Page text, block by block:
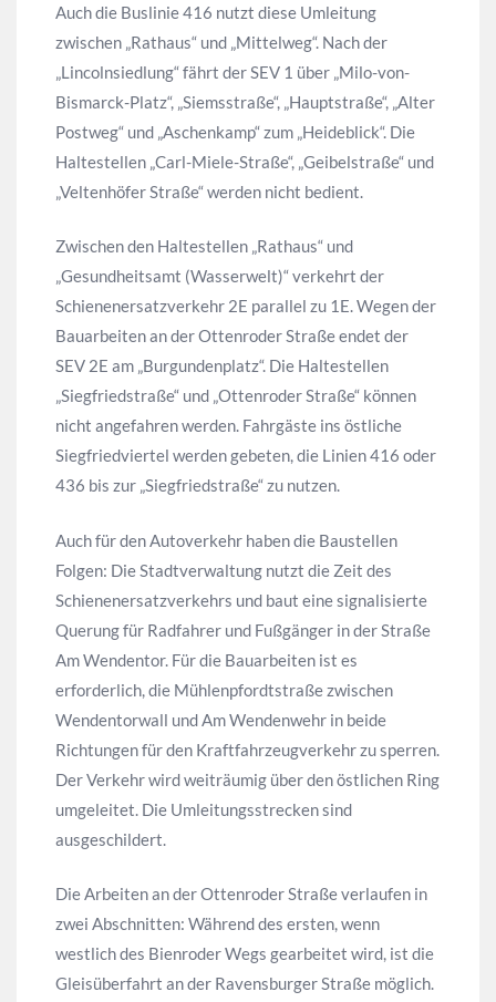
Auch die Buslinie 416 nutzt diese Umleitung
zwischen „Rathaus“ und „Mittelweg“. Nach der
„Lincolnsiedlung“ fährt der SEV 1 über „Milo-von-
Bismarck-Platz“, „Siemsstraße“, „Hauptstraße“, „Alter
Postweg“ und „Aschenkamp“ zum „Heideblick“. Die
Haltestellen „Carl-Miele-Straße“, „Geibelstraße“ und
„Veltenhöfer Straße“ werden nicht bedient.
Zwischen den Haltestellen „Rathaus“ und
„Gesundheitsamt (Wasserwelt)“ verkehrt der
Schienenersatzverkehr 2E parallel zu 1E. Wegen der
Bauarbeiten an der Ottenroder Straße endet der
SEV 2E am „Burgundenplatz“. Die Haltestellen
„Siegfriedstraße“ und „Ottenroder Straße“ können
nicht angefahren werden. Fahrgäste ins östliche
Siegfriedviertel werden gebeten, die Linien 416 oder
436 bis zur „Siegfriedstraße“ zu nutzen.
Auch für den Autoverkehr haben die Baustellen
Folgen: Die Stadtverwaltung nutzt die Zeit des
Schienenersatzverkehrs und baut eine signalisierte
Querung für Radfahrer und Fußgänger in der Straße
Am Wendentor. Für die Bauarbeiten ist es
erforderlich, die Mühlenpfordtstraße zwischen
Wendentorwall und Am Wendenwehr in beide
Richtungen für den Kraftfahrzeugverkehr zu sperren.
Der Verkehr wird weiträumig über den östlichen Ring
umgeleitet. Die Umleitungsstrecken sind
ausgeschildert.
Die Arbeiten an der Ottenroder Straße verlaufen in
zwei Abschnitten: Während des ersten, wenn
westlich des Bienroder Wegs gearbeitet wird, ist die
Gleisüberfahrt an der Ravensburger Straße möglich.